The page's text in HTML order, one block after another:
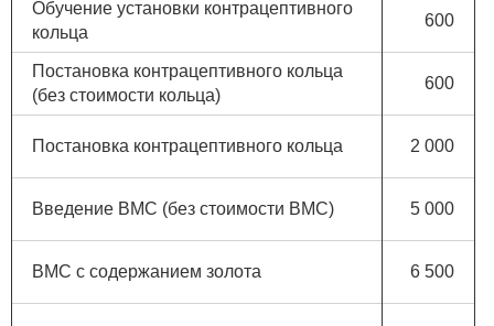
Обучение установки контрацептивного
кольца
600
Постановка контрацептивного кольца
(без стоимости кольца)
600
Постановка контрацептивного кольца 2 000
Введение ВМС (без стоимости ВМС) 5 000
ВМС с содержанием золота 6 500